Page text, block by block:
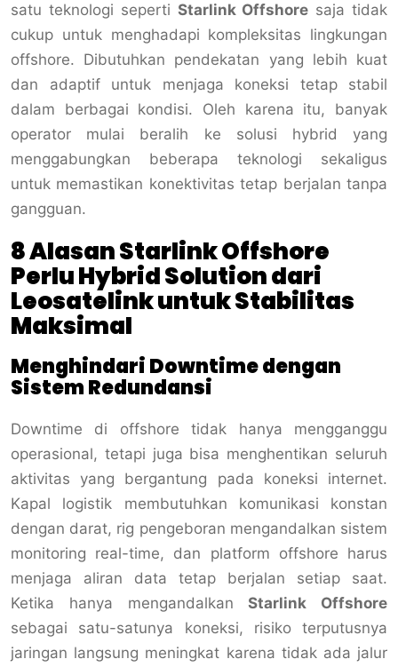
satu teknologi seperti Starlink Offshore saja tidak
cukup untuk menghadapi kompleksitas lingkungan
offshore. Dibutuhkan pendekatan yang lebih kuat
dan adaptif untuk menjaga koneksi tetap stabil
dalam berbagai kondisi. Oleh karena itu, banyak
operator mulai beralih ke solusi hybrid yang
menggabungkan beberapa teknologi sekaligus
untuk memastikan konektivitas tetap berjalan tanpa
gangguan.
8 Alasan Starlink Offshore
Perlu Hybrid Solution dari
Leosatelink untuk Stabilitas
Maksimal
Menghindari Downtime dengan
Sistem Redundansi
Downtime di offshore tidak hanya mengganggu
operasional, tetapi juga bisa menghentikan seluruh
aktivitas yang bergantung pada koneksi internet.
Kapal logistik membutuhkan komunikasi konstan
dengan darat, rig pengeboran mengandalkan sistem
monitoring real-time, dan platform offshore harus
menjaga aliran data tetap berjalan setiap saat.
Ketika hanya mengandalkanStarlink Offshore
sebagai satu-satunya koneksi, risiko terputusnya
jaringan langsung meningkat karena tidak ada jalur